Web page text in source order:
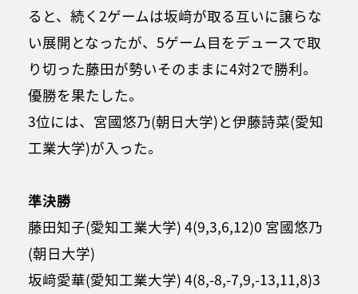
ると、続く2ゲームは坂﨑が取る互いに譲らな
い展開となったが、5ゲーム目をデュースで取
り切った藤田が勢いそのままに4対2で勝利。
優勝を果たした。
3位には、宮國悠乃(朝日大学)と伊藤詩菜(愛知
工業大学)が入った。
準決勝
藤田知子(愛知工業大学) 4(9,3,6,12)0 宮國悠乃
(朝日大学)
坂﨑愛華(愛知工業大学) 4(8,-8,-7,9,-13,11,8)3